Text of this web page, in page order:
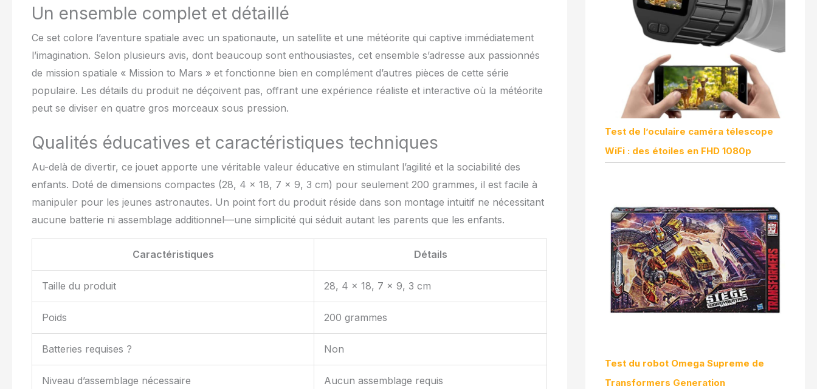
Un ensemble complet et détaillé
Ce set colore l’aventure spatiale avec un spationaute, un satellite et une météorite qui captive immédiatement
l’imagination. Selon plusieurs avis, dont beaucoup sont enthousiastes, cet ensemble s’adresse aux passionnés
de mission spatiale « Mission to Mars » et fonctionne bien en complément d’autres pièces de cette série
populaire. Les détails du produit ne déçoivent pas, offrant une expérience réaliste et interactive où la météorite
peut se diviser en quatre gros morceaux sous pression.
Qualités éducatives et caractéristiques techniques
Au-delà de divertir, ce jouet apporte une véritable valeur éducative en stimulant l’agilité et la sociabilité des
enfants. Doté de dimensions compactes (28, 4 x 18, 7 x 9, 3 cm) pour seulement 200 grammes, il est facile à
manipuler pour les jeunes astronautes. Un point fort du produit réside dans son montage intuitif ne nécessitant
aucune batterie ni assemblage additionnel—une simplicité qui séduit autant les parents que les enfants.
Caractéristiques Détails
Taille du produit 28, 4 x 18, 7 x 9, 3 cm
Poids 200 grammes
Batteries requises ? Non
Niveau d’assemblage nécessaire Aucun assemblage requis
Test de l’oculaire caméra télescope
WiFi : des étoiles en FHD 1080p
Test du robot Omega Supreme de
Transformers Generation